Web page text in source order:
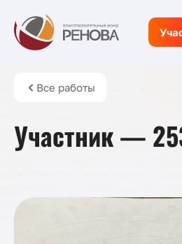
Все работы
Участник —